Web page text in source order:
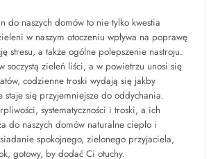
do naszych domów to nie tylko kwestia
w naszym otoczeniu wpływa na poprawę
stresu, a także ogólne polepszenie nastroju.
soczystą zieleń liści, a w powietrzu unosi się
codzienne troski wydają się jakby
staje się przyjemniejsze do oddychania.
systematyczności i troski, a ich
do naszych domów naturalne ciepło i
spokojnego, zielonego przyjaciela,
gotowy, by dodać Ci otuchy.